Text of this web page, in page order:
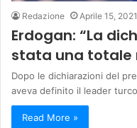
Redazione Aprile 15, 2021
Erdogan: “La
stata una totale
Dopo le dichiarazioni del
aveva definito il leader
Read More »